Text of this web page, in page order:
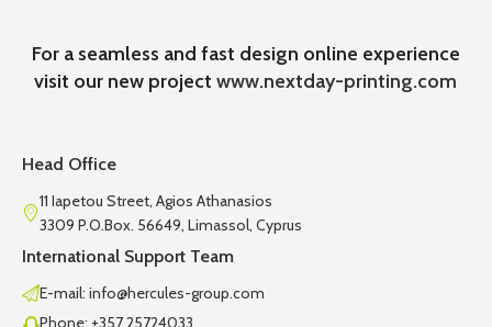
For a seamless and fast design online experience
visit our new projectwww.nextday-printing.com
Head Office
11 Iapetou Street, Agios Athanasios
3309 P.O.Box. 56649, Limassol, Cyprus
International Support Team
E-mail: info@hercules-group.com
Phone: +357 25724033